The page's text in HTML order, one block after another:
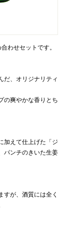
わせセットです。
だ、オリジナリティ
の爽やかな香りとち
加えて仕上げた「ジ
パンチのきいた生姜
が、酒質には全く